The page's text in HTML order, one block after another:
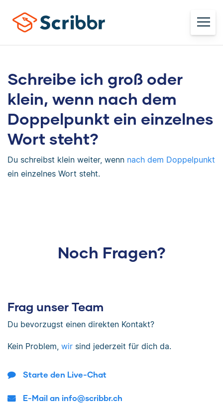
Schreibe ich groß oder
klein, wenn nach dem
Doppelpunkt ein einzelnes
Wort steht?
Du schreibst klein weiter, wenn nach dem Doppelpunkt
ein einzelnes Wort steht.
Noch Fragen?
Frag unser Team
Du bevorzugst einen direkten Kontakt?
Kein Problem, wir sind jederzeit für dich da.
Starte den Live-Chat
E-Mail an info@scribbr.ch